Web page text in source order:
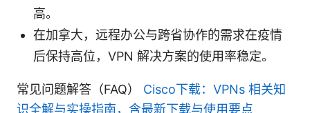
高。
在加拿大，远程办公与跨省协作的需求在疫情
后保持高位，VPN 解决方案的使用率稳定。
常见问题解答（FAQ） Cisco下载：VPNs 相关知
识全解与实操指南，含最新下载与使用要点